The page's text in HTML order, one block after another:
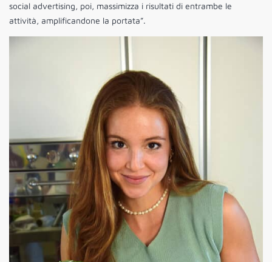
social advertising, poi, massimizza i risultati di entrambe le
attività, amplificandone la portata”.